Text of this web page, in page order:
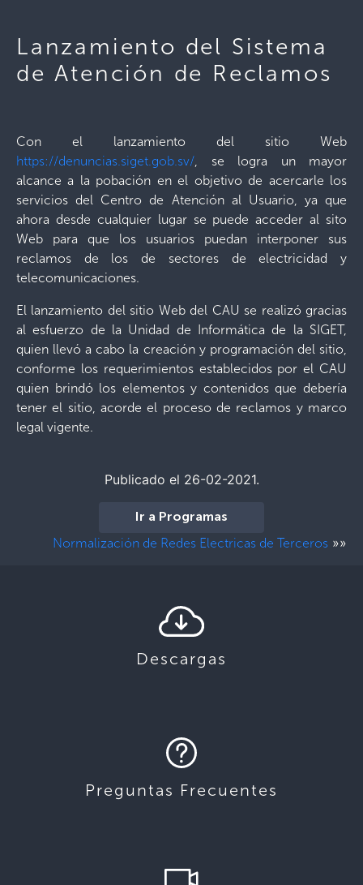
Lanzamiento del Sistema
de Atención de Reclamos
Con el lanzamiento del sitio Web
https://denuncias.siget.gob.sv/, se logra un mayor
alcance a la pobación en el objetivo de acercarle los
servicios del Centro de Atención al Usuario, ya que
ahora desde cualquier lugar se puede acceder al sito
Web para que los usuarios puedan interponer sus
reclamos de los de sectores de electricidad y
telecomunicaciones.
El lanzamiento del sitio Web del CAU se realizó gracias
al esfuerzo de la Unidad de Informática de la SIGET,
quien llevó a cabo la creación y programación del sitio,
conforme los requerimientos establecidos por el CAU
quien brindó los elementos y contenidos que debería
tener el sitio, acorde el proceso de reclamos y marco
legal vigente.
Publicado el 26-02-2021.
Ir a Programas
Normalización de Redes Electricas de Terceros »»
Descargas
Preguntas Frecuentes